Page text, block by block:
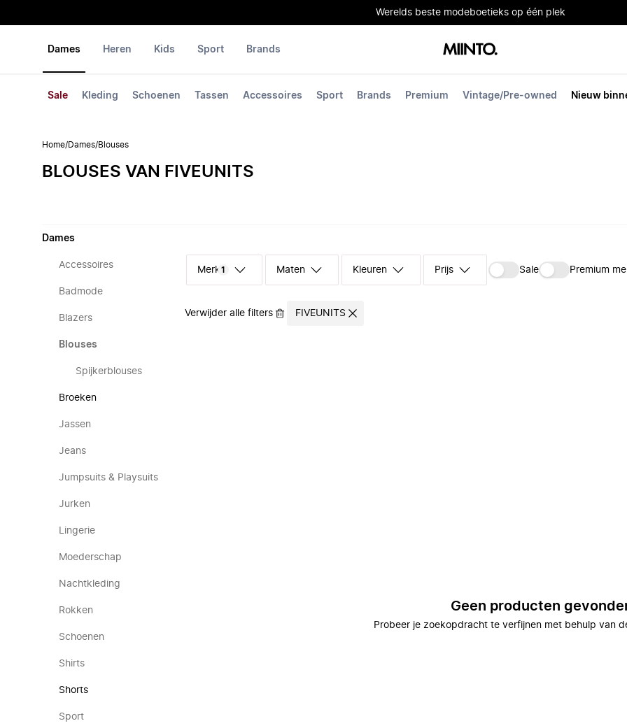
Werelds beste modeboetieks op één plek
Dames
Sale Kleding Schoenen Tassen Accessoires Sport Brands Premium Vintage/Pre-owned Nieuw
Heren Kids Sport Brands
Home/Dames/Blouses
BLOUSES VAN FIVEUNITS
Dames
Accessoires
Badmode
Blazers
Blouses
Spijkerblouses
Broeken
Jassen
Jeans
Jumpsuits & Playsuits
Jurken
Lingerie
Moederschap
Nachtkleding
Rokken
Schoenen
Shirts
Shorts
Sport
Merk 1 Maten Kleuren Prijs Sale Premium
Verwijder alle filters FIVEUNITS
Geen producten
Probeer je zoekopdracht te verfijnen met behulp van